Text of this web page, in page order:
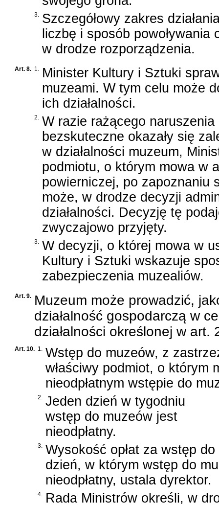
3. Szczegółowy zakres
liczbę i sposób
w drodze rozporządzenia.
Art. 8. 1. Minister Kultury i Sztuki
muzeami. W tym celu może
ich działalności.
2. W razie rażącego
bezskuteczne okazały się
w działalności muzeum,
podmiotu, o którym mowa w
powierniczej, po zapoznaniu
może, w drodze decyzji
działalności. Decyzję tę
zwyczajowo przyjęty.
3. W decyzji, o której mowa w
Kultury i Sztuki wskazuje
zabezpieczenia muzealiów.
Art. 9. Muzeum może prowadzić,
działalność gospodarczą w
działalności określonej w art.
Art. 10. 1. Wstęp do muzeów, z
właściwy podmiot, o którym
nieodpłatnym wstępie do
2. Jeden dzień w tygodniu
wstęp do muzeów jest
nieodpłatny.
3. Wysokość opłat za wstęp
dzień, w którym wstęp do
nieodpłatny, ustala dyrektor.
4. Rada Ministrów określi, w